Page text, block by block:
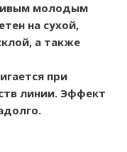
молодым
на сухой,
а также
при
линии. Эффект